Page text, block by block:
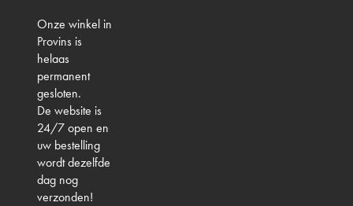
Onze winkel in
Provins is
helaas
permanent
gesloten.
De website is
24/7 open en
uw bestelling
wordt dezelfde
dag nog
verzonden!